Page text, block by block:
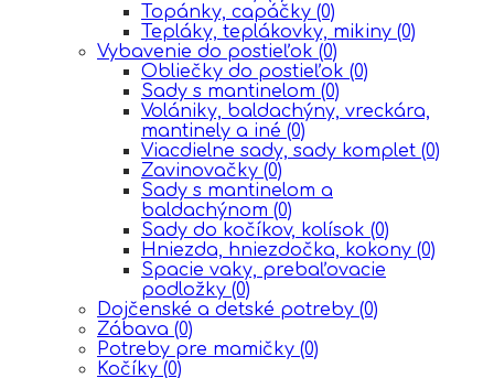
Topánky, capáčky (0)
Tepláky, teplákovky, mikiny (0)
Vybavenie do postieľok (0)
Obliečky do postieľok (0)
Sady s mantinelom (0)
Volániky, baldachýny, vreckára,
mantinely a iné (0)
Viacdielne sady, sady komplet (0)
Zavinovačky (0)
Sady s mantinelom a
baldachýnom (0)
Sady do kočíkov, kolísok (0)
Hniezda, hniezdočka, kokony (0)
Spacie vaky, prebaľovacie
podložky (0)
Dojčenské a detské potreby (0)
Zábava (0)
Potreby pre mamičky (0)
Kočíky (0)